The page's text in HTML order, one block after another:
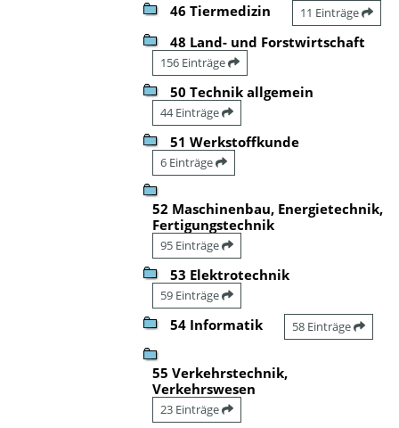
46 Tiermedizin 11 Einträge
48 Land- und Forstwirtschaft
156 Einträge
50 Technik allgemein
44 Einträge
51 Werkstoffkunde
6 Einträge
52 Maschinenbau, Energietechnik,
Fertigungstechnik
95 Einträge
53 Elektrotechnik
59 Einträge
54 Informatik 58 Einträge
55 Verkehrstechnik,
Verkehrswesen
23 Einträge